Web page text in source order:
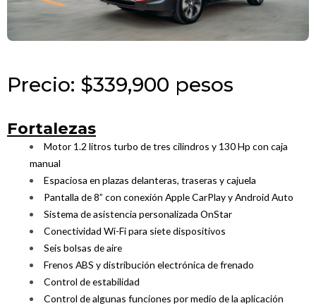
Precio: $339,900 pesos
Fortalezas
Motor 1.2 litros turbo de tres cilindros y 130 Hp con caja
manual
Espaciosa en plazas delanteras, traseras y cajuela
Pantalla de 8” con conexión Apple CarPlay y Android Auto
Sistema de asistencia personalizada OnStar
Conectividad Wi-Fi para siete dispositivos
Seis bolsas de aire
Frenos ABS y distribución electrónica de frenado
Control de estabilidad
Control de algunas funciones por medio de la aplicación